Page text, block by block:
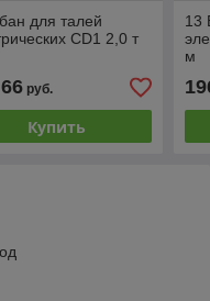
для талей
CD1 2,0 т
руб.
Купить
13
м